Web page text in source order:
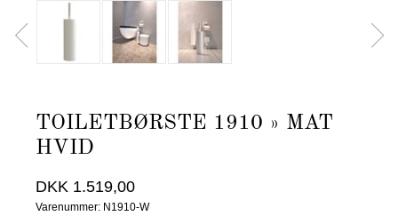
TOILETBØRSTE 1910 » MAT
HVID
DKK 1.519,00
Varenummer: N1910-W